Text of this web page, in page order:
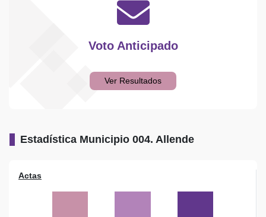
Voto Anticipado
Ver Resultados
Estadística Municipio 004. Allende
Actas